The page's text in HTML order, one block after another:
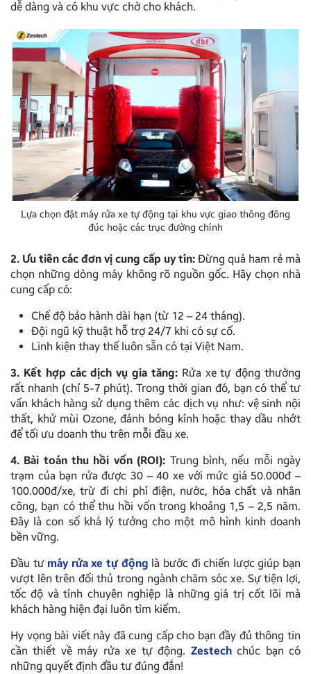
dễ dàng và có khu vực chờ cho khách.
Lựa chọn đặt máy rửa xe tự động tại khu vực giao thông đông
đúc hoặc các trục đường chính
2. Ưu tiên các đơn vị cung cấp uy tín: Đừng quá ham rẻ mà
chọn những dòng máy không rõ nguồn gốc. Hãy chọn nhà
cung cấp có:
Chế độ bảo hành dài hạn (từ 12 – 24 tháng).
Đội ngũ kỹ thuật hỗ trợ 24/7 khi có sự cố.
Linh kiện thay thế luôn sẵn có tại Việt Nam.
3. Kết hợp các dịch vụ gia tăng:Rửa xe tự động thường
rất nhanh (chỉ 5-7 phút). Trong thời gian đó, bạn có thể tư
vấn khách hàng sử dụng thêm các dịch vụ như: vệ sinh nội
thất, khử mùi Ozone, đánh bóng kính hoặc thay dầu nhớt
để tối ưu doanh thu trên mỗi đầu xe.
4. Bài toán thu hồi vốn (ROI): Trung bình, nếu mỗi ngày
trạm của bạn rửa được 30 – 40 xe với mức giá 50.000đ –
100.000đ/xe, trừ đi chi phí điện, nước, hóa chất và nhân
công, bạn có thể thu hồi vốn trong khoảng 1,5 – 2,5 năm.
Đây là con số khá lý tưởng cho một mô hình kinh doanh
bền vững.
Đầu tư máy rửa xe tự động là bước đi chiến lược giúp bạn
vượt lên trên đối thủ trong ngành chăm sóc xe. Sự tiện lợi,
tốc độ và tính chuyên nghiệp là những giá trị cốt lõi mà
khách hàng hiện đại luôn tìm kiếm.
Hy vọng bài viết này đã cung cấp cho bạn đầy đủ thông tin
cần thiết về máy rửa xe tự động. Zestechchúc bạn có
những quyết định đầu tư đúng đắn!